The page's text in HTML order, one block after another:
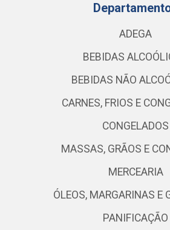
ADEGA
BEBIDAS
BEBIDAS NÃO
CARNES, FRIOS E
CONGELADOS
MASSAS, GRÃOS E
MERCEARIA
ÓLEOS, MARGARINAS E
PANIFICAÇÃO